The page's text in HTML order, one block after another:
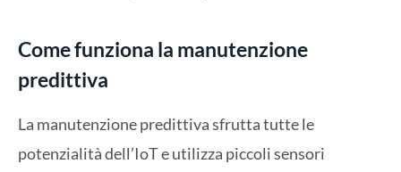
Come funziona la manutenzione
predittiva
La manutenzione predittiva sfrutta tutte le
potenzialità dell’IoT e utilizza piccoli sensori